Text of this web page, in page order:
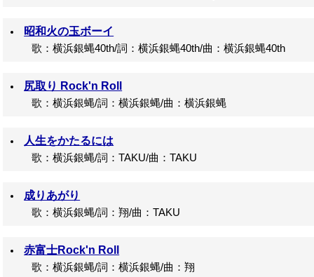
昭和火の玉ボーイ
歌：横浜銀蝿40th/詞：横浜銀蝿40th/曲：横浜銀蝿40th
尻取り Rock'n Roll
歌：横浜銀蝿/詞：横浜銀蝿/曲：横浜銀蝿
人生をかたるには
歌：横浜銀蝿/詞：TAKU/曲：TAKU
成りあがり
歌：横浜銀蝿/詞：翔/曲：TAKU
赤富士Rock'n Roll
歌：横浜銀蝿/詞：横浜銀蝿/曲：翔